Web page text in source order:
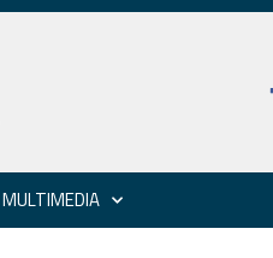
MULTIMEDIA